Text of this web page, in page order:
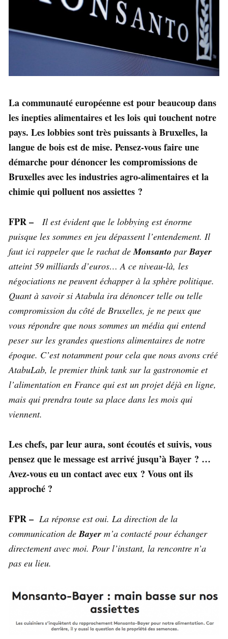
La communauté européenne est pour beaucoup dans
les inepties alimentaires et les lois qui touchent notre
pays. Les lobbies sont très puissants à Bruxelles, la
langue de bois est de mise. Pensez-vous faire une
démarche pour dénoncer les compromissions de
Bruxelles avec les industries agro-alimentaires et la
chimie qui polluent nos assiettes ?
FPR –
Il est évident que le lobbying est énorme
puisque les sommes en jeu dépassent l’entendement. Il
faut ici rappeler que le rachat deMonsanto parBayer
atteint 59 milliards d’euros… A ce niveau-là, les
négociations ne peuvent échapper à la sphère politique.
Quant à savoir si Atabula ira dénoncer telle ou telle
compromission du côté de Bruxelles, je ne peux que
vous répondre que nous sommes un média qui entend
peser sur les grandes questions alimentaires de notre
époque. C’est notamment pour cela que nous avons créé
AtabuLab, le premier think tank sur la gastronomie et
l’alimentation en France qui est un projet déjà en ligne,
mais qui prendra toute sa place dans les mois qui
viennent.
Les chefs, par leur aura, sont écoutés et suivis, vous
pensez que le message est arrivé jusqu’à Bayer ? …
Avez-vous eu un contact avec eux ? Vous ont ils
approché ?
FPR – La réponse est oui. La direction de la
communication deBayer m’a contacté pour échanger
directement avec moi. Pour l’instant, la rencontre n’a
pas eu lieu.